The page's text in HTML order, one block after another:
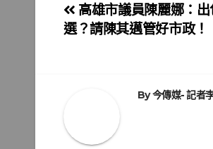
文
章
高雄市議員陳麗娜：
選？請陳其邁管好市政！
By今傳媒- 記者